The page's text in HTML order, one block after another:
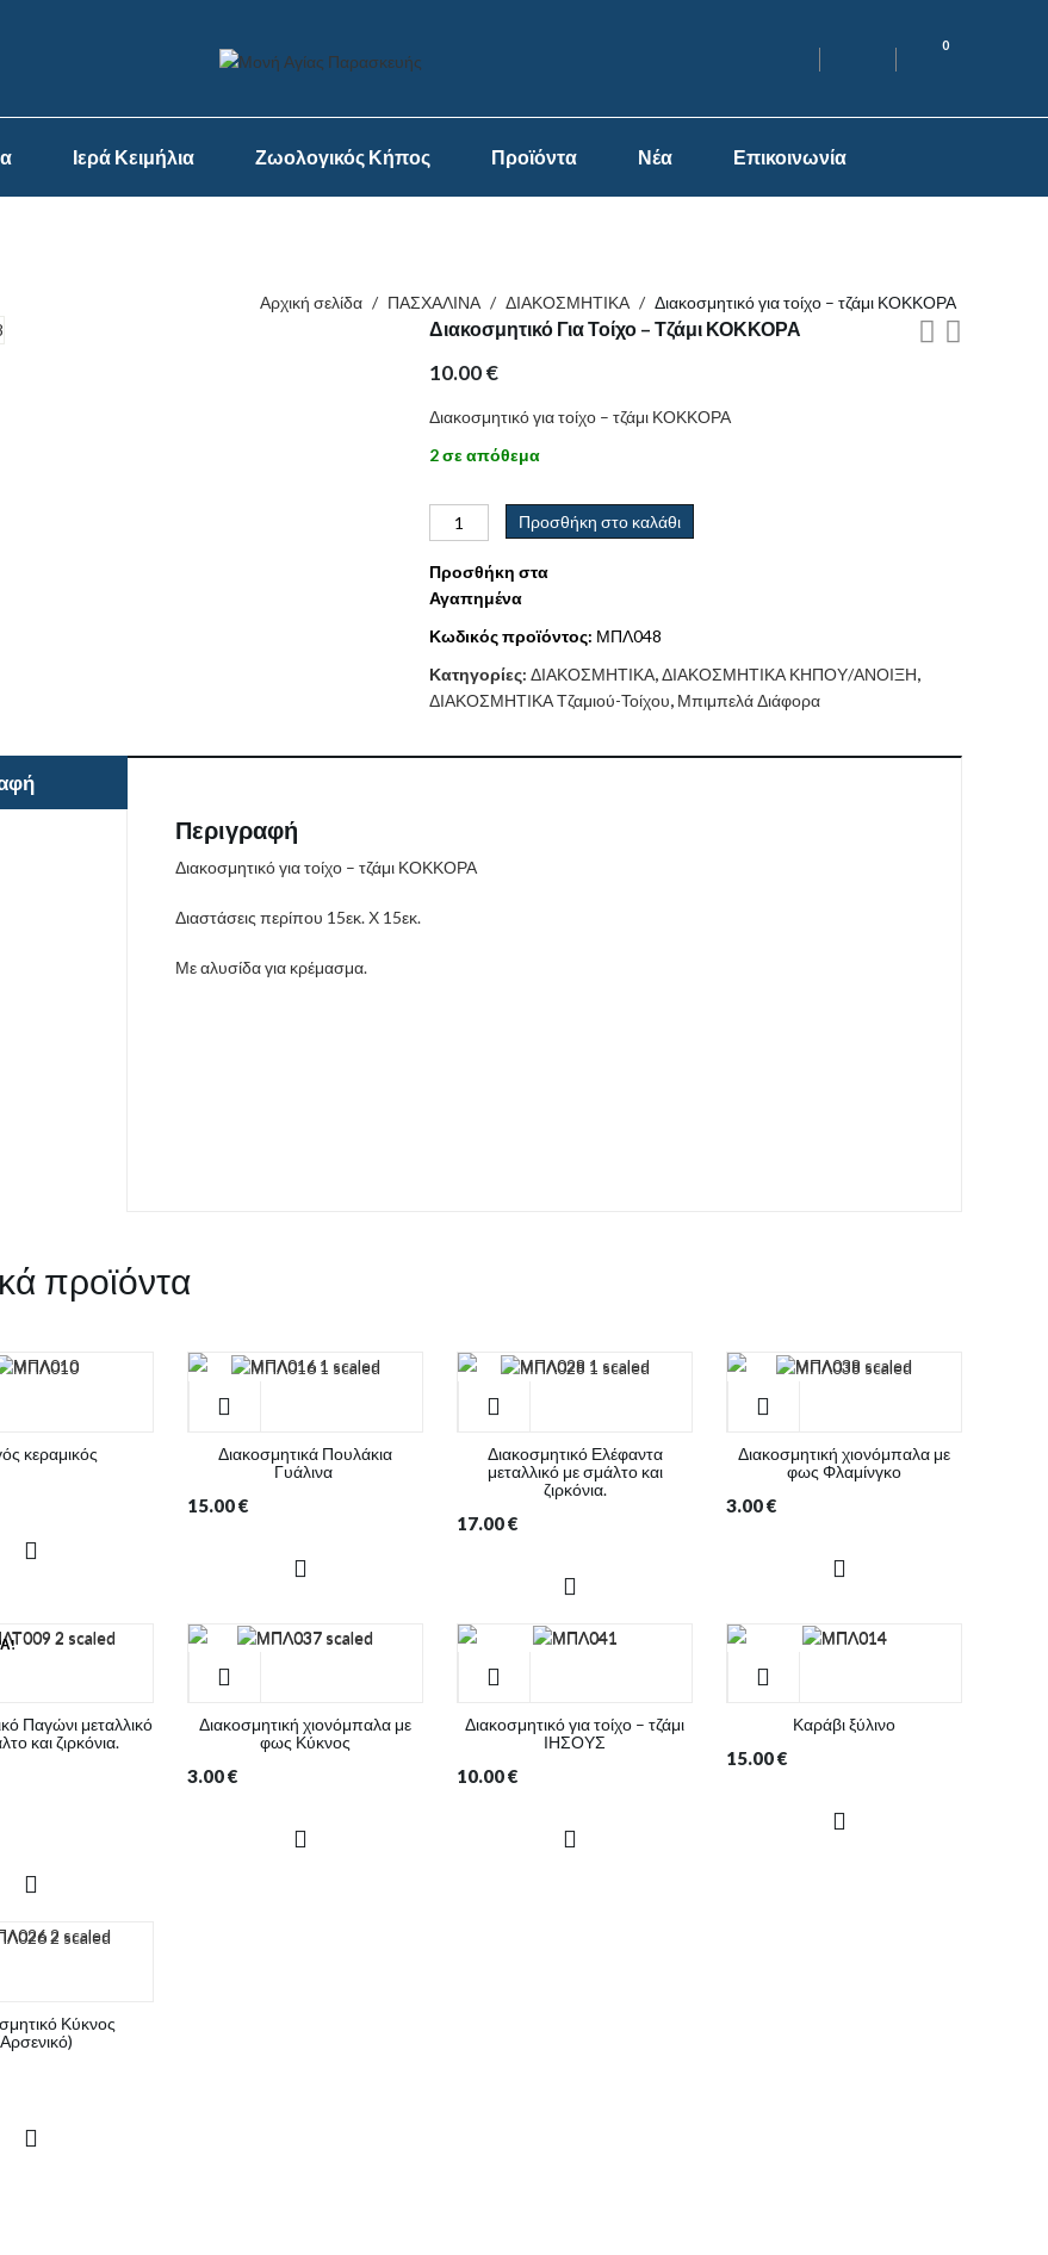
0
Ιερά Κειμήλια Ζωολογικός Κήπος Προϊόντα Νέα Επικοινωνία
Αρχική σελίδα / ΠΑΣΧΑΛΙΝΑ / ΔΙΑΚΟΣΜΗΤΙΚΑ / Διακοσμητικό για τοίχο – τζάμι ΚΟΚΚΟΡΑ
Διακοσμητικό Για Τοίχο – Τζάμι ΚΟΚΚΟΡΑ
10.00€
Διακοσμητικό για τοίχο – τζάμι ΚΟΚΚΟΡΑ
2 σε απόθεμα
Προσθήκη στο καλάθι
Προσθήκη στα
Αγαπημένα
Κωδικός προϊόντος: ΜΠΛ048
Κατηγορίες:ΔΙΑΚΟΣΜΗΤΙΚΑ,ΔΙΑΚΟΣΜΗΤΙΚΑ ΚΗΠΟΥ/ΑΝΟΙΞΗ,
ΔΙΑΚΟΣΜΗΤΙΚΑ Τζαμιού-Τοίχου, Μπιμπελά Διάφορα
Περιγραφή
Διακοσμητικό για τοίχο – τζάμι ΚΟΚΚΟΡΑ
Διαστάσεις περίπου 15εκ. Χ 15εκ.
Με αλυσίδα για κρέμασμα.
προϊόντα
κεραμικός
Διακοσμητικά Πουλάκια
Γυάλινα
15.00€
Διακοσμητικό Ελέφαντα
μεταλλικό με σμάλτο και
ζιρκόνια.
17.00€
Διακοσμητική χιονόμπαλα με
φως Φλαμίνγκο
3.00€
Παγώνι μεταλλικό
και ζιρκόνια.
Διακοσμητική χιονόμπαλα με
φως Κύκνος
3.00€
Διακοσμητικό για τοίχο – τζάμι
ΙΗΣΟΥΣ
10.00€
Καράβι ξύλινο
15.00€
Κύκνος